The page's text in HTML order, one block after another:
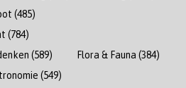
(485)
(784)
(589) Flora & Fauna (384)
(549)